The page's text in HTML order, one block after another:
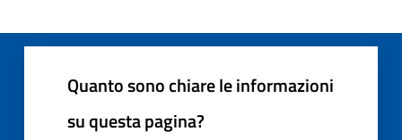
Quanto sono chiare le informazioni
su questa pagina?